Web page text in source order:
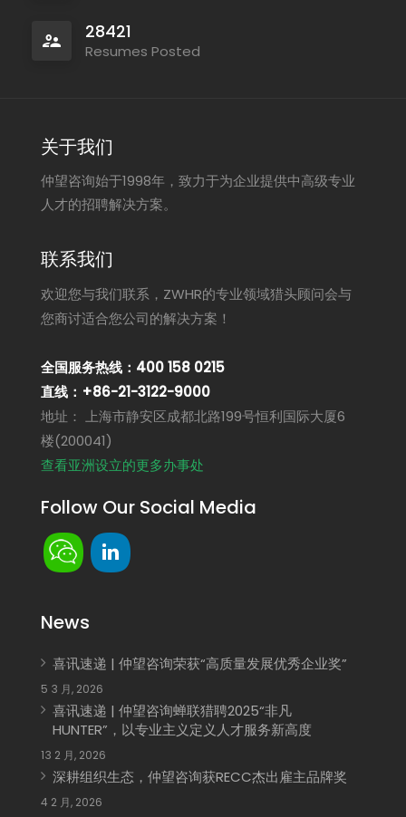
28421
Resumes Posted
关于我们
仲望咨询始于1998年，致力于为企业提供中高级专业
人才的招聘解决方案。
联系我们
欢迎您与我们联系，ZWHR的专业领域猎头顾问会与
您商讨适合您公司的解决方案！
全国服务热线：400 158 0215
直线：+86-21-3122-9000
地址： 上海市静安区成都北路199号恒利国际大厦6
楼(200041)
查看亚洲设立的更多办事处
Follow Our Social Media
News
喜讯速递 | 仲望咨询荣获“高质量发展优秀企业奖”
5 3 月, 2026
喜讯速递 | 仲望咨询蝉联猎聘2025“非凡
HUNTER”，以专业主义定义人才服务新高度
13 2 月, 2026
深耕组织生态，仲望咨询获RECC杰出雇主品牌奖
4 2 月, 2026